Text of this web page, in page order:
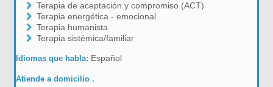
Terapia de aceptación y compromiso (ACT)
Terapia energética - emocional
Terapia humanista
Terapia sistémica/familiar
Idiomas que habla: Español
Atiende a domicilio .